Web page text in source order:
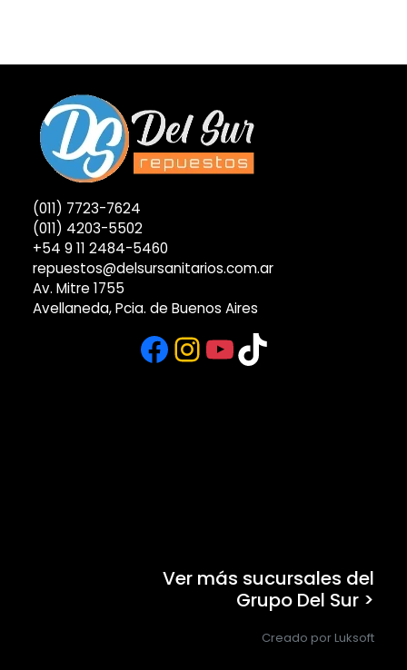
(011) 7723-7624
(011) 4203-5502
+54 9 11 2484-5460
repuestos@delsursanitarios.com.ar
Av. Mitre 1755
Avellaneda, Pcia. de Buenos Aires
Facebook
Instagram
YouTube
TikTok
Ver más sucursales del
Grupo Del Sur >
Creado por Luksoft